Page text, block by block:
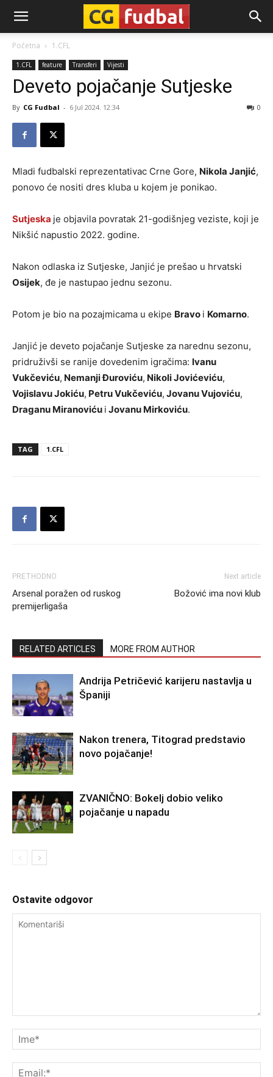
CG-
Fudbal
Početna 1.CFL
1.CFL feature Transferi Vijesti
Deveto pojačanje Sutjeske
By CG Fudbal - 6 Jul 2024. 12:34 0
Mladi fudbalski reprezentativac Crne Gore, Nikola Janjić,
ponovo će nositi dres kluba u kojem je ponikao.
Sutjeska je objavila povratak 21-godišnjeg veziste, koji je
Nikšić napustio 2022. godine.
Nakon odlaska iz Sutjeske, Janjić je prešao u hrvatski
Osijek, đe je nastupao jednu sezonu.
Potom je bio na pozajmicama u ekipe Bravo i Komarno.
Janjić je deveto pojačanje Sutjeske za narednu sezonu,
pridruživši se ranije dovedenim igračima: Ivanu
Vukčeviću, Nemanji Đuroviću, Nikoli Jovićeviću,
Vojislavu Jokiću, Petru Vukčeviću, Jovanu Vujoviću,
Draganu Miranoviću i Jovanu Mirkoviću.
TAG 1.CFL
PRETHODNO
Arsenal poražen od ruskog
premijerligaša
Next article
Božović ima novi klub
RELATED ARTICLES MORE FROM AUTHOR
Andrija Petričević karijeru nastavlja u
Španiji
Nakon trenera, Titograd predstavio
novo pojačanje!
ZVANIČNO: Bokelj dobio veliko
pojačanje u napadu
Ostavite odgovor